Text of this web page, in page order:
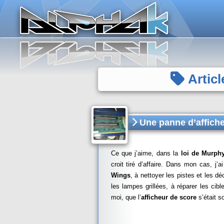
Une panne
Ce que j’aime, dans la loi de
croit tiré d’affaire. Dans mon cas,
Wings, à nettoyer les pistes et les
les lampes grillées, à réparer les
moi, que l’afficheur de scores’était